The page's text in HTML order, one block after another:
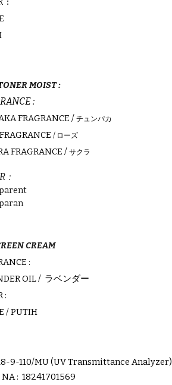
MOIST :
:
FRAGRANCE /チュンパカ
/ ローズ
FRAGRANCE /サクラ
:
CREAM
:
OIL/ ラベンダー
:
/ PUTIH
9-110/MU (UV Transmittance Analyzer)
NA : 18241701569